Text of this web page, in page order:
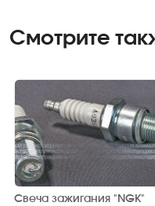
Смотрите
Свеча зажигания "NGK"